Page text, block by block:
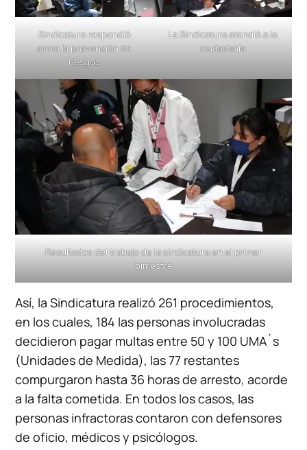
Sindicatura respondió
antre la prevención de
riesgos
La Sindicatura atendió a la
ciudadanía
Resultados del trabajo de la sindicatura en el primer
bimestre
Así, la Sindicatura realizó 261 procedimientos,
en los cuales, 184 las personas involucradas
decidieron pagar multas entre 50 y 100 UMA´s
(Unidades de Medida), las 77 restantes
compurgaron hasta 36 horas de arresto, acorde
a la falta cometida. En todos los casos, las
personas infractoras contaron con defensores
de oficio, médicos y psicólogos.